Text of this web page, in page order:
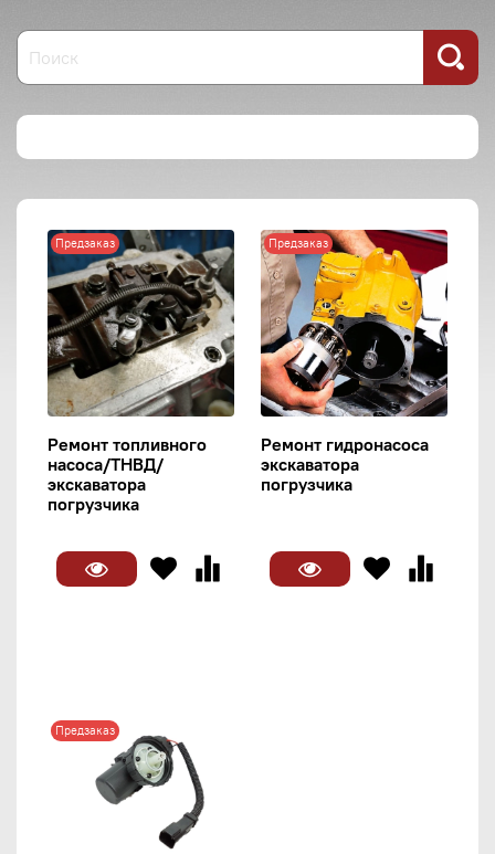
Предзаказ
Ремонт топливного
насоса/ТНВД/
экскаватора
погрузчика
Предзаказ
Ремонт гидронасоса
экскаватора
погрузчика
Предзаказ